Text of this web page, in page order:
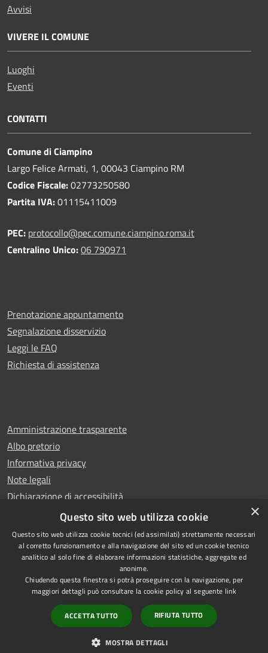
Avvisi
VIVERE IL COMUNE
Luoghi
Eventi
CONTATTI
Comune di Ciampino
Largo Felice Armati, 1, 00043 Ciampino RM
Codice Fiscale:02773250580
Partita IVA:01115411009
PEC: protocollo@pec.comune.ciampino.roma.it
Centralino Unico:06 790971
Prenotazione appuntamento
Segnalazione disservizio
Leggi le FAQ
Richiesta di assistenza
Amministrazione trasparente
Albo pretorio
Informativa privacy
Note legali
Dichiarazione di accessibilità
Whistleblowing
Accessibilità
di Ciampino
Powered byMunicipium
• Accesso redazione
×
Questo sito web utilizza cookie
Questo sito web utilizza cookie tecnici (ed assimilati) strettamente necessari
al corretto funzionamento e alla navigazione del sito ed un cookie tecnico
analitico al solo fine di elaborare informazioni statistiche, aggregate ed
anonime.
Chiudendo questa finestra si potrà proseguire con la navigazione, per
maggiori dettagli può consultare la cookie policy al seguente link
ACCETTA TUTTO RIFIUTA TUTTO
MOSTRA DETTAGLI